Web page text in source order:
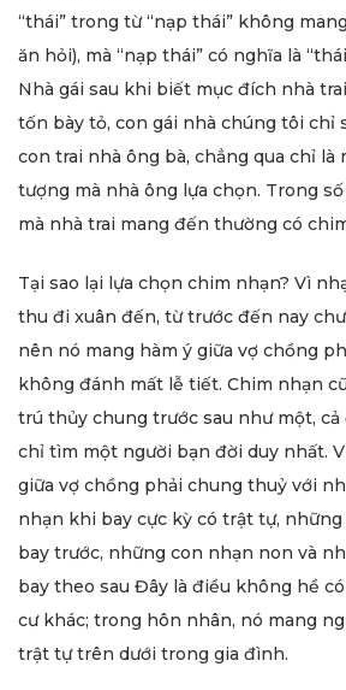
“thái” trong từ “nạp thái” không
ăn hỏi), mà “nạp thái” có nghĩa là
Nhà gái sau khi biết mục đích nhà
tốn bày tỏ, con gái nhà chúng tôi chỉ
con trai nhà ông bà, chẳng qua chỉ
tượng mà nhà ông lựa chọn. Trong số
mà nhà trai mang đến thường có
Tại sao lại lựa chọn chim nhạn? Vì
thu đi xuân đến, từ trước đến nay
nên nó mang hàm ý giữa vợ chồng
không đánh mất lễ tiết. Chim nhạn
trú thủy chung trước sau như một,
chỉ tìm một người bạn đời duy nhất.
giữa vợ chồng phải chung thuỷ với
nhạn khi bay cực kỳ có trật tự,
bay trước, những con nhạn non và
bay theo sau Đây là điều không hề
cư khác; trong hôn nhân, nó mang
trật tự trên dưới trong gia đình.